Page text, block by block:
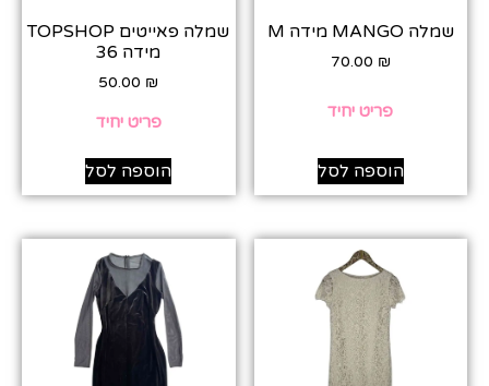
שמלה MANGO מידה M
70.00 ₪
פריט יחיד
הוספה לסל
שמלה פאייטים TOPSHOP
מידה 36
50.00 ₪
פריט יחיד
הוספה לסל